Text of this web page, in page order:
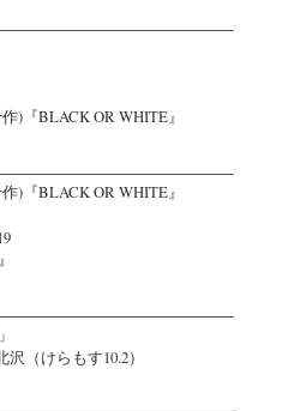
)『BLACK OR WHITE』
)『BLACK OR WHITE』
（けらもす10.2）